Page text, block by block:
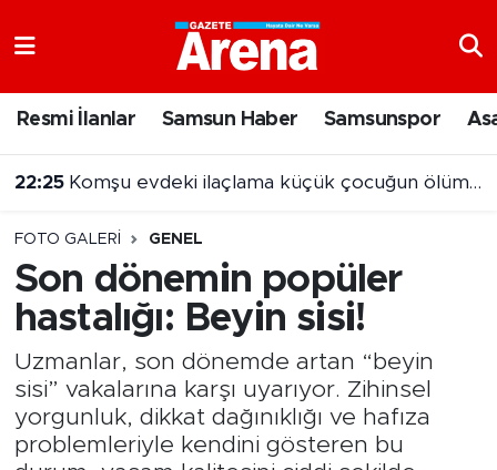
Resmi İlanlar Samsun Haber Samsunspor
22:25 Komşu evdeki ilaçlama küçük çocuğun ölümüne neden oldu
FOTO GALERI GENEL
Son dönemin popüler
hastalığı: Beyin sisi!
Uzmanlar, son dönemde artan “beyin
sisi” vakalarına karşı uyarıyor. Zihinsel
yorgunluk, dikkat dağınıklığı ve hafıza
problemleriyle kendini gösteren bu
Samsun Namaz Vakitleri
Süper Lig Puan Durumu ve Fikstür
Tüm Manşetler
Son Dakika Haberleri